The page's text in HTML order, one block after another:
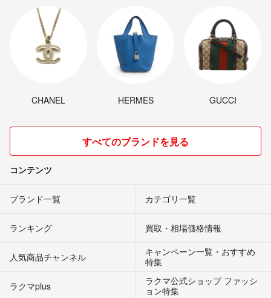
CHANEL HERMES GUCCI
すべてのブランドを見る
コンテンツ
ブランド一覧 カテゴリ一覧
ランキング 買取・相場価格情報
人気商品チャンネル
キャンペーン一覧・おすすめ
特集
ラクマplus
ラクマ公式ショップ ファッシ
ョン特集